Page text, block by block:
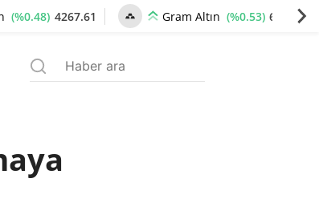
(%0.48) 4267.61 Gram Altın (%0.53) 6530.83